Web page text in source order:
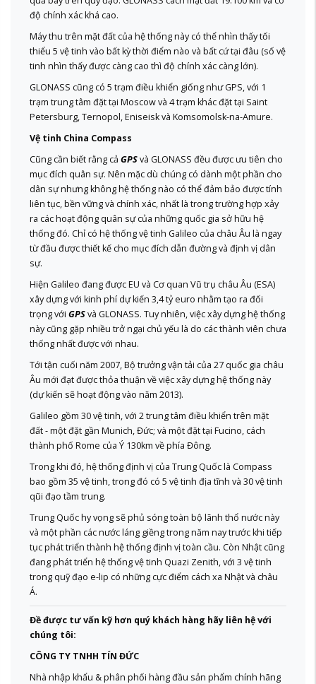
độ chính xác khá cao.
Máy thu trên mặt đất của hệ thống này có thể nhìn thấy tối
thiểu 5 vệ tinh vào bất kỳ thời điểm nào và bất cứ tại đâu (số vệ
tinh nhìn thấy được càng cao thì độ chính xác càng lớn).
GLONASS cũng có 5 trạm điều khiển giống như GPS, với 1
trạm trung tâm đặt tại Moscow và 4 trạm khác đặt tại Saint
Petersburg, Ternopol, Eniseisk và Komsomolsk-na-Amure.
Vệ tinh China Compass
Cũng cần biết rằng cả GPSvà GLONASS đều được ưu tiên cho
mục đích quân sự. Nên mặc dù chúng có dành một phần cho
dân sự nhưng không hệ thống nào có thể đảm bảo được tính
liên tục, bền vững và chính xác, nhất là trong trường hợp xảy
ra các hoạt động quân sự của những quốc gia sở hữu hệ
thống đó. Chỉ có hệ thống vệ tinh Galileo của châu Âu là ngay
từ đầu được thiết kế cho mục đích dẫn đường và định vị dân
sự.
Hiện Galileo đang được EU và Cơ quan Vũ trụ châu Âu (ESA)
xây dựng với kinh phí dự kiến 3,4 tỷ euro nhằm tạo ra đối
trọng với GPSvà GLONASS. Tuy nhiên, việc xây dựng hệ thống
này cũng gặp nhiều trở ngại chủ yếu là do các thành viên chưa
thống nhất được với nhau.
Tới tận cuối năm 2007, Bộ trưởng vận tải của 27 quốc gia châu
Âu mới đạt được thỏa thuận về việc xây dựng hệ thống này
(dự kiến sẽ hoạt động vào năm 2013).
Galileo gồm 30 vệ tinh, với 2 trung tâm điều khiển trên mặt
đất - một đặt gần Munich, Đức; và một đặt tại Fucino, cách
thành phố Rome của Ý 130km về phía Đông.
Trong khi đó, hệ thống định vị của Trung Quốc là Compass
bao gồm 35 vệ tinh, trong đó có 5 vệ tinh địa tĩnh và 30 vệ tinh
qũi đạo tầm trung.
Trung Quốc hy vọng sẽ phủ sóng toàn bộ lãnh thổ nước này
và một phần các nước láng giềng trong năm nay trước khi tiếp
tục phát triển thành hệ thống định vị toàn cầu. Còn Nhật cũng
đang phát triển hệ thống vệ tinh Quazi Zenith, với 3 vệ tinh
trong quỹ đạo e-lip có những cực điểm cách xa Nhật và châu
Á.
Đề được tư vấn kỹ hơn quý khách hàng hãy liên hệ với
chúng tôi:
CÔNG TY TNHH TÍN ĐỨC
Nhà nhập khẩu & phân phối hàng đầu sản phẩm chính hãng